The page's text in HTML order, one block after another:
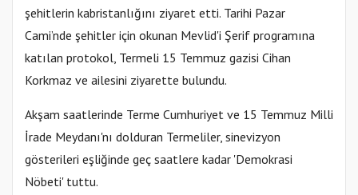
şehitlerin kabristanlığını ziyaret etti. Tarihi Pazar
Cami’nde şehitler için okunan Mevlid'i Şerif programına
katılan protokol, Termeli 15 Temmuz gazisi Cihan
Korkmaz ve ailesini ziyarette bulundu.
Akşam saatlerinde Terme Cumhuriyet ve 15 Temmuz Milli
İrade Meydanı'nı dolduran Termeliler, sinevizyon
gösterileri eşliğinde geç saatlere kadar 'Demokrasi
Nöbeti' tuttu.